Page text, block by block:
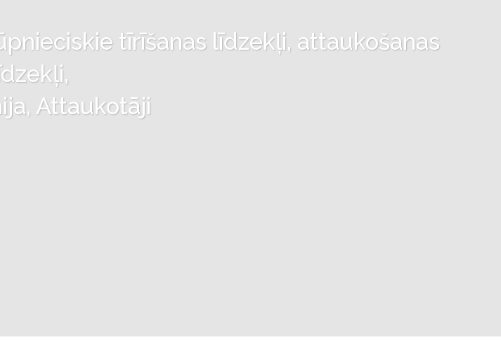
tīrīšanas līdzekļi, attaukošanas
Attaukotāji